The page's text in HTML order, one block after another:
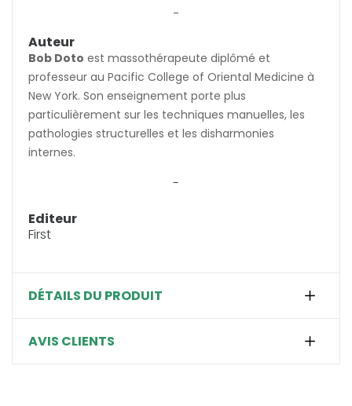
-
Auteur
Bob Doto est massothérapeute diplômé et
professeur au Pacific College of Oriental Medicine à
New York. Son enseignement porte plus
particulièrement sur les techniques manuelles, les
pathologies structurelles et les disharmonies
internes.
-
Editeur
First
DÉTAILS DU PRODUIT
AVIS CLIENTS